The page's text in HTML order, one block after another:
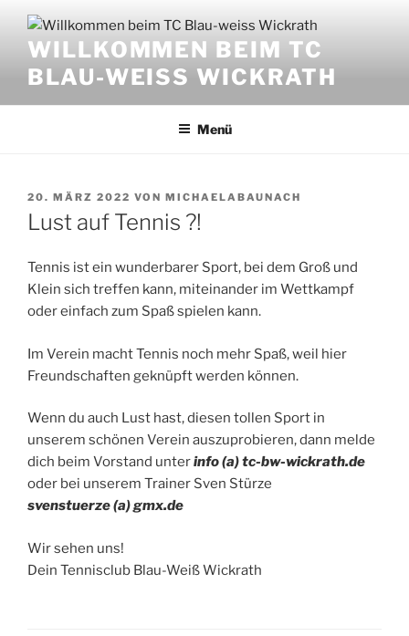
Inhalt
springenWILLKOMMEN BEIM TC
BLAU-WEISS WICKRATH
Menü
VERÖFFENTLICHT
AM
20. MÄRZ 2022 VON MICHAELABAUNACH
Lust auf Tennis ?!
Tennis ist ein wunderbarer Sport, bei dem Groß und
Klein sich treffen kann, miteinander im Wettkampf
oder einfach zum Spaß spielen kann.
Im Verein macht Tennis noch mehr Spaß, weil hier
Freundschaften geknüpft werden können.
Wenn du auch Lust hast, diesen tollen Sport in
unserem schönen Verein auszuprobieren, dann melde
dich beim Vorstand unterinfo (a) tc-bw-wickrath.de
oder bei unserem Trainer Sven Stürze
svenstuerze (a) gmx.de
Wir sehen uns!
Dein Tennisclub Blau-Weiß Wickrath